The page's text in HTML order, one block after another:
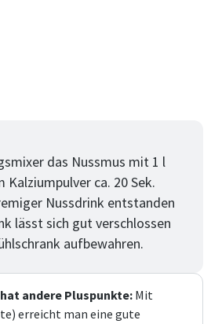
das Nussmus mit 1 l
Kalziumpulver ca. 20 Sek.
Nussdrink entstanden
lässt sich gut verschlossen
aufbewahren.
andere Pluspunkte: Mit
erreicht man eine gute